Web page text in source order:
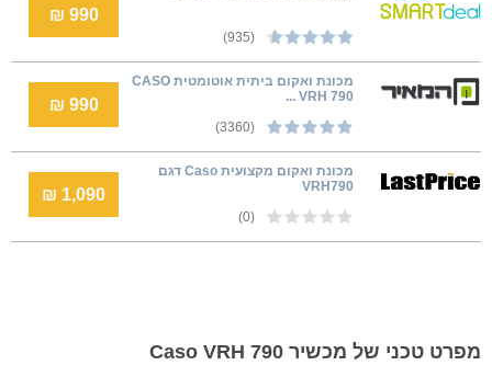
(935)
990 ₪
מכונת ואקום ביתית אוטומטית CASO
VRH 790 ...
(3360)
990 ₪
מכונת ואקום מקצועית Caso דגם
VRH790
(0)
1,090 ₪
מפרט טכני של מכשיר Caso VRH 790